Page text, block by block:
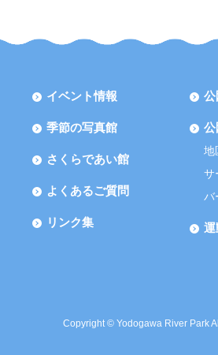
イベント情報
季節の写真館
さくらであい館
よくあるご質問
リンク集
公
公
地
サ
バ
運
Copyright © Yodogawa River Park